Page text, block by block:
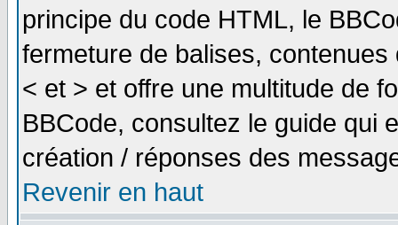
principe du code HTML, le
fermeture de balises,
< et > et offre une multitude de
BBCode, consultez le guide qui
création / réponses des
Revenir en haut